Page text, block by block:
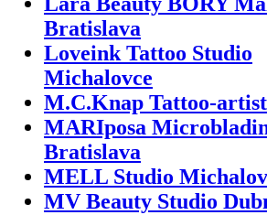
Bratislava
Loveink Tattoo Studio
Michalovce
M.C.Knap Tattoo-
MARIposa
Bratislava
MELL Studio
MV Beauty Studio